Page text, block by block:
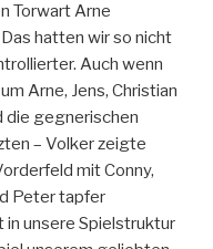
Torwart Arne
hatten wir so nicht
Auch wenn
Arne, Jens, Christian
die gegnerischen
– Volker zeigte
mit Conny,
Peter tapfer
in unsere Spielstruktur